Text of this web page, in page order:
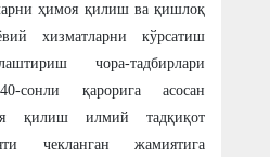
ҳимоя қилиш ва қишлоқ
хизматларни кўрсатиш
чора-тадбирлари
сонли қарорига асосан
қилиш илмий тадқиқот
чекланган жамиятига